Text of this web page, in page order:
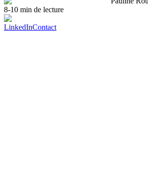
8-10 min de lecture
LinkedInContact